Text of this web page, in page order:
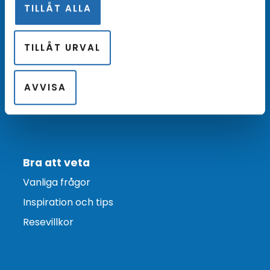
TILLÅT ALLA
TILLÅT URVAL
AVVISA
Kontakta oss
Kundtjänst
Bokningsförfrågan
Boka online
Bra att veta
Vanliga frågor
Inspiration och tips
Resevillkor